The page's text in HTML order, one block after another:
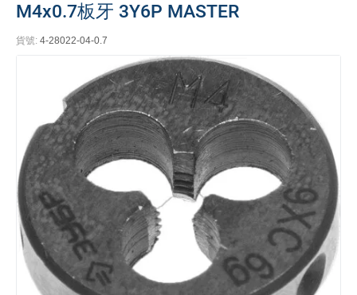
M4x0.7板牙 3Y6P MASTER
貨號: 4-28022-04-0.7